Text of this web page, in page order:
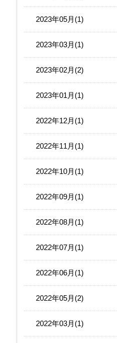
2023年05月(1)
2023年03月(1)
2023年02月(2)
2023年01月(1)
2022年12月(1)
2022年11月(1)
2022年10月(1)
2022年09月(1)
2022年08月(1)
2022年07月(1)
2022年06月(1)
2022年05月(2)
2022年03月(1)